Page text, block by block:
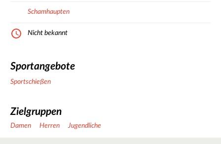
Schamhaupten
Nicht bekannt
Sportangebote
Sportschießen
Zielgruppen
Damen Herren Jugendliche